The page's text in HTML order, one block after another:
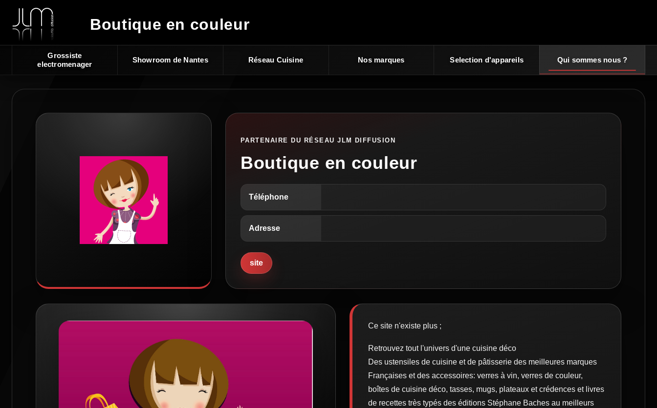
Boutique en couleur
PARTENAIRE DU RÉSEAU JLM DIFFUSION
Boutique en couleur
Téléphone
Adresse
site
Ce site n'existe plus ;
Retrouvez tout l'univers d'une cuisine déco
Des ustensiles de cuisine et de pâtisserie des meilleures marques
Françaises et des accessoires: verres à vin, verres de couleur,
boîtes de cuisine déco, tasses, mugs, plateaux et crédences et livres
de recettes très typés des éditions Stéphane Baches au meilleurs
Grossiste
electromenager
Showroom de Nantes Réseau Cuisine Nos marques Selection d'appareils Qui sommes nous ?